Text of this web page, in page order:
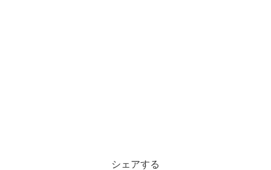
シェアする